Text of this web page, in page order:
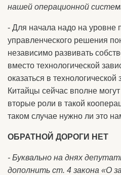
нашей операционной
- Для начала надо на уровне
управленческого решения
независимо развивать
вместо технологической
оказаться в
Китайцы сейчас вполне
вторые роли в такой
таком случае нужно ли это
ОБРАТНОЙ ДОРОГИ НЕТ
- Буквально на днях
дополнить ст. 4 закона «О